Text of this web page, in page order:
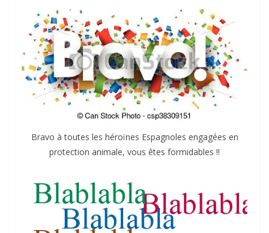
Bravo à toutes les héroïnes Espagnoles engagées en
protection animale, vous êtes formidables !!